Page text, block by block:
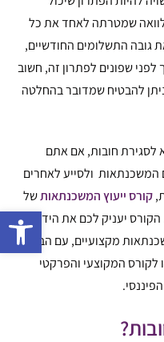
שמטרתה לאחד את כל
גובה התשלומים החודשיים,
לפני שפונים לפתרון זה, חשוב
ניתן להבטיח שמדובר בהחלטה
לסגירת חובות, אם אתם
המשכנתאות ולסייע לאחרים
קורס ייעוץ המשכנתאותשל
יעניק לכם את הידע
מקצועיים, עם הבנה
המקוצעי והפרקטי